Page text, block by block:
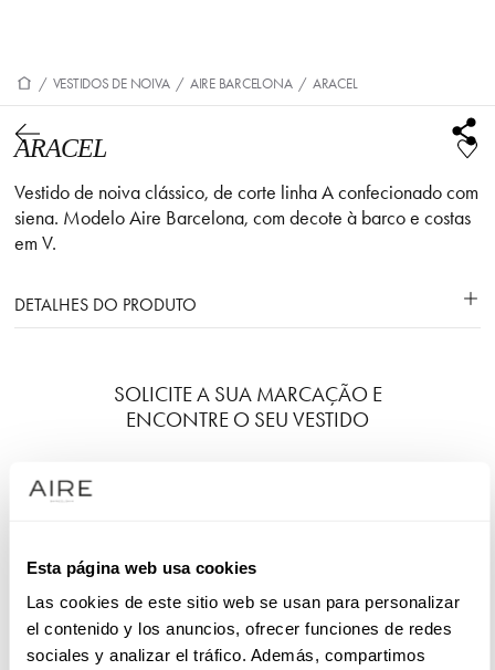
Esta página web usa cookies
Las cookies de este sitio web se usan para personalizar
el contenido y los anuncios, ofrecer funciones de redes
sociales y analizar el tráfico. Además, compartimos
/ VESTIDOS DE NOIVA / AIRE BARCELONA / ARACEL
ARACEL
Vestido de noiva clássico, de corte linha A confecionado com
siena. Modelo Aire Barcelona, com decote à barco e costas
em V.
DETALHES DO PRODUTO
SOLICITE A SUA MARCAÇÃO E
ENCONTRE O SEU VESTIDO